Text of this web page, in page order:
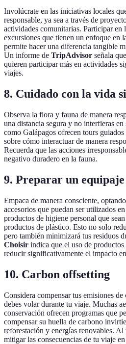
Involúcrate en las iniciativas locales
responsable, ya sea a través de
actividades comunitarias. Participar en
excursiones que tienen un enfoque en
permite hacer una diferencia tangible
Un informe de TripAdvisor señala
quieren participar más en actividades
viajes.
8. Cuidado con la vida
Observa la flora y fauna de manera
una distancia segura y no interfieras
como Galápagos ofrecen tours
sobre cómo interactuar de manera
Recuerda que las acciones
negativo duradero en la fauna.
9. Preparar un equipaje
Empaca de manera consciente,
accesorios que puedan ser utilizados
productos de higiene personal que
productos de plástico. Esto no solo
pero también minimizará tus residuos
Choisir indica que el uso de
reducir significativamente el impacto
10. Carbon offsetting
Considera compensar tus emisiones
debes volar durante tu viaje. Muchas
conservación ofrecen programas que
compensar su huella de carbono
reforestación y energías renovables. Al
mitigar las consecuencias de tu viaje